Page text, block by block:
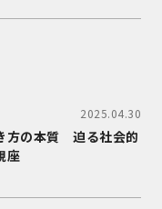
2025.04.30
方の本質 迫る社会的
座